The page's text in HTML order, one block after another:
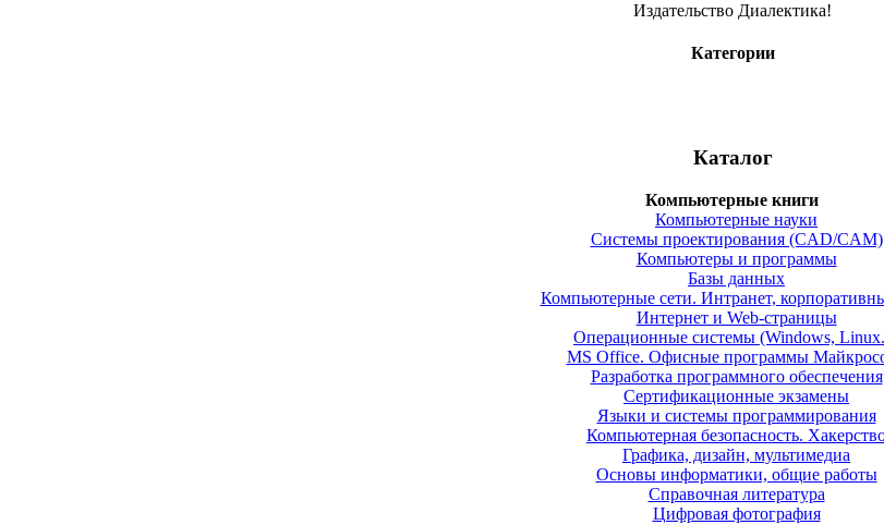
Издательство Диалектика!
Категории
Каталог
Компьютерные книги
Компьютерные науки
Системы проектирования (CAD/CAM)
Компьютеры и программы
Базы данных
Компьютерные сети. Интранет,
Интернет и Web-страницы
Операционные системы (Windows,
MS Office. Офисные программы
Разработка программного обеспечения
Сертификационные экзамены
Языки и системы программирования
Компьютерная безопасность.
Графика, дизайн, мультимедиа
Основы информатики, общие работы
Справочная литература
Цифровая фотография